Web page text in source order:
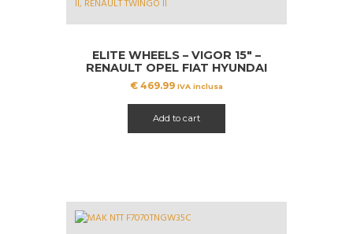
ELITE WHEELS – VIGOR 15″ –
RENAULT OPEL FIAT HYUNDAI
NISSAN TOYOTA DACIA
€ 469.99 IVA inclusa
Add to cart